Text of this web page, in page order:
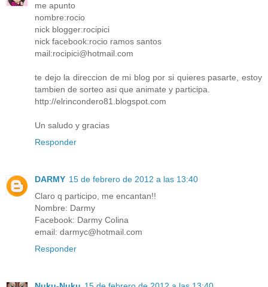
me apunto
nombre:rocio
nick blogger:rocipici
nick facebook:rocio ramos santos
mail:rocipici@hotmail.com
te dejo la direccion de mi blog por si quieres pasarte, estoy
tambien de sorteo asi que animate y participa.
http://elrincondero81.blogspot.com
Un saludo y gracias
Responder
DARMY 15 de febrero de 2012 a las 13:40
Claro q participo, me encantan!!
Nombre: Darmy
Facebook: Darmy Colina
email: darmyc@hotmail.com
Responder